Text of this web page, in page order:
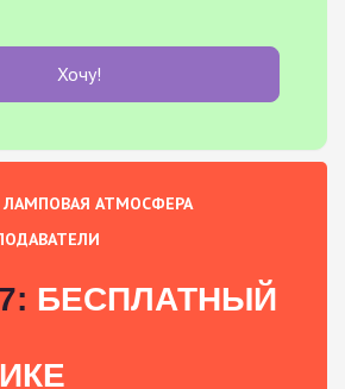
Хочу!
ЛАМПОВАЯ АТМОСФЕРА
БЕСПЛАТНЫЙ